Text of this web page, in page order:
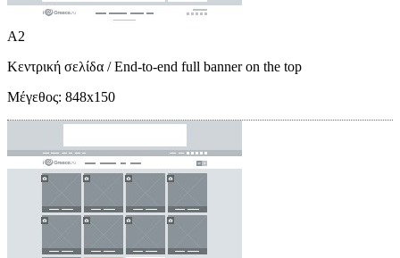
A2
Κεντρική σελίδα / End-to-end full banner on the top
Μέγεθος: 848x150